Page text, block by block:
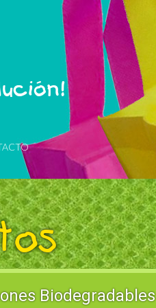
Biodegradables